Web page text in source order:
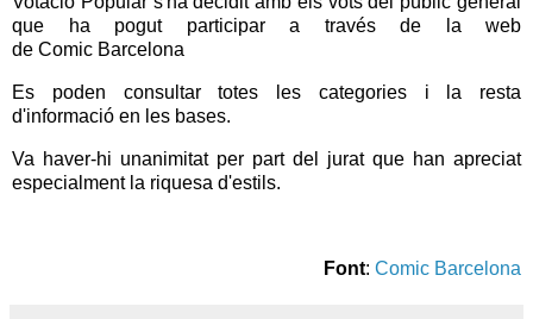
que ha pogut participar a través de la web
de Comic Barcelona
Es poden consultar totes les categories i la resta
d'informació en les bases.
Va haver-hi unanimitat per part del jurat que han apreciat
especialment la riquesa d'estils.
Font: Comic Barcelona